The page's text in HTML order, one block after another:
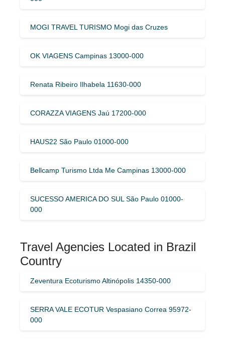
MOGI TRAVEL TURISMO Mogi das Cruzes
OK VIAGENS Campinas 13000-000
Renata Ribeiro Ilhabela 11630-000
CORAZZA VIAGENS Jaú 17200-000
HAUS22 São Paulo 01000-000
Bellcamp Turismo Ltda Me Campinas 13000-000
SUCESSO AMERICA DO SUL São Paulo 01000-
000
Travel Agencies Located in Brazil
Country
Zeventura Ecoturismo Altinópolis 14350-000
SERRA VALE ECOTUR Vespasiano Correa 95972-
000